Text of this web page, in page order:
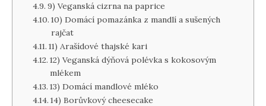
9) Veganská cizrna na paprice
10) Domácí pomazánka z mandlí a sušených
rajčat
11) Arašídové thajské kari
12) Veganská dýňová polévka s kokosovým
mlékem
13) Domácí mandlové mléko
14) Borůvkový cheesecake